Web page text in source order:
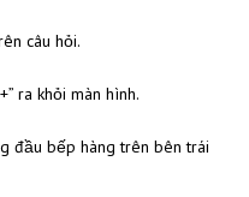
câu hỏi.
ra khỏi màn hình.
đầu bếp hàng trên bên trái